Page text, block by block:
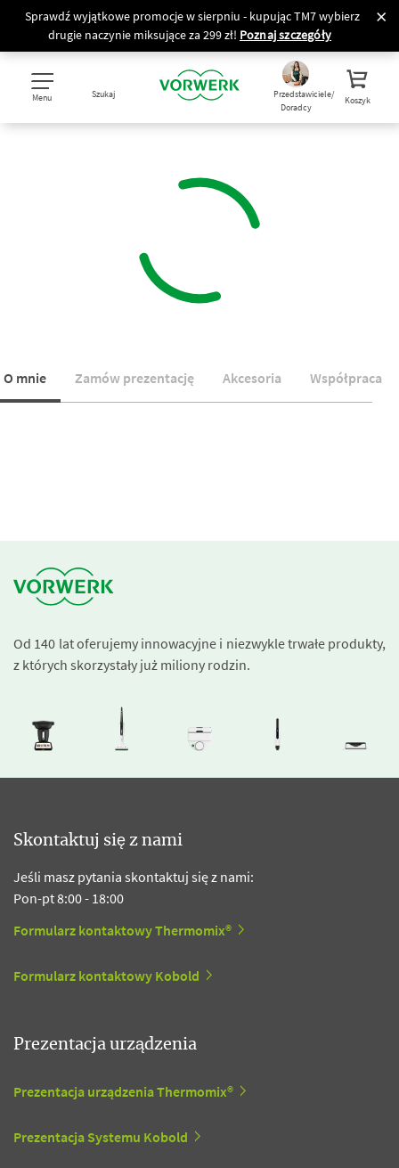
Sprawdź wyjątkowe promocje w sierpniu - kupując TM7 wybierz
drugie naczynie miksujące za 299 zł! Poznaj szczegóły
Menu Szukaj
Przedstawiciele/
Doradcy
Koszyk
O mnie Zamów prezentację Akcesoria Współpraca
Od 140 lat oferujemy innowacyjne i niezwykle trwałe produkty,
z których skorzystały już miliony rodzin.
Skontaktuj się z nami
Jeśli masz pytania skontaktuj się z nami:
Pon-pt 8:00 - 18:00
Formularz kontaktowy Thermomix®
Formularz kontaktowy Kobold
Prezentacja urządzenia
Prezentacja urządzenia Thermomix®
Prezentacja Systemu Kobold